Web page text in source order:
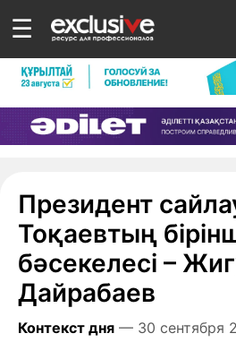
☰
Президент
Тоқаевтың
бәсекелесі –
Дайрабаев
Контекст дня — 30 сентября